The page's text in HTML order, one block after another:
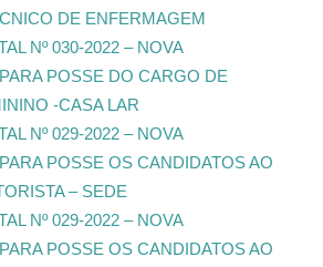
DE ENFERMAGEM
Nº 030-2022 – NOVA
POSSE DO CARGO DE
-CASA LAR
Nº 029-2022 – NOVA
POSSE OS CANDIDATOS AO
– SEDE
Nº 029-2022 – NOVA
POSSE OS CANDIDATOS AO